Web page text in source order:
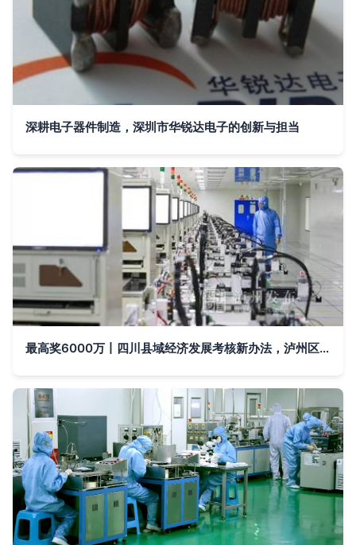
深耕电子器件制造，深圳市华锐达电子的创新与担当
最高奖6000万丨四川县域经济发展考核新办法，泸州区县你看好谁？电子器件制造的机遇与挑战